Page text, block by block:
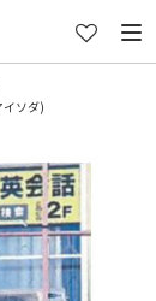
イソダ)